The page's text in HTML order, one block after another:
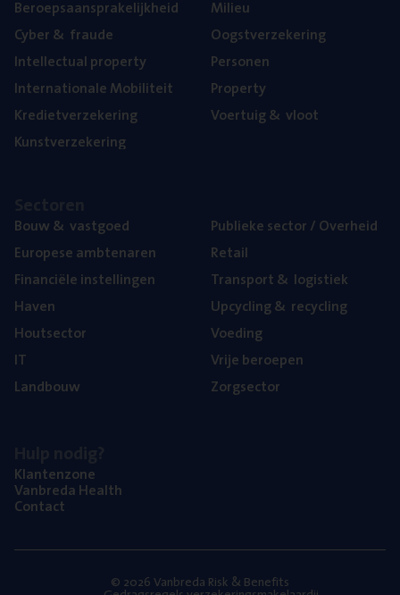
Beroeps­aan­spra­ke­lijk­heid
Cyber& fraude
Intel­lec­tu­al property
Inter­na­ti­o­na­le Mobiliteit
Kre­diet­ver­ze­ke­ring
Kunst­ver­ze­ke­ring
Mili­eu
Oogst­ver­ze­ke­ring
Per­so­nen
Pro­per­ty
Voer­tuig& vloot
Bouw& vastgoed
Euro­pe­se ambtenaren
Finan­ci­ë­le instellingen
Haven
Hout­sec­tor
IT
Land­bouw
Publie­ke sec­tor / Overheid
Retail
Trans­port& logistiek
Upcy­cling& recycling
Voe­ding
Vrije beroe­pen
Zorg­sec­tor
Klan­ten­zo­ne
Van­b­re­da Health
Con­tact
© 2026 Vanbreda Risk & Benefits